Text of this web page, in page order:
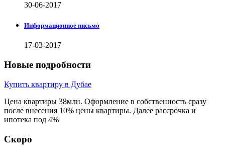
30-06-2017
Информационное письмо
17-03-2017
Новые подробности
Купить квартиру в Дубае
Цена квартиры 38млн. Оформление в собственность сразу
после внесения 10% цены квартиры. Далее рассрочка и
ипотека под 4%
Скоро